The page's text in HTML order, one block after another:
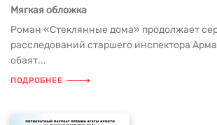
Мягкая обложка
Роман «Стеклянные дома» продолжает
расследований старшего инспектора
обаят...
ПОДРОБНЕЕ